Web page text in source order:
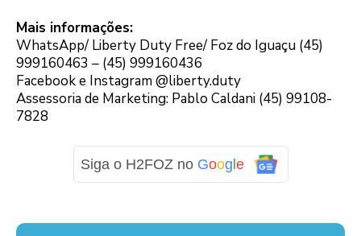
Mais informações:
WhatsApp/ Liberty Duty Free/ Foz do Iguaçu (45)
999160463 – (45) 999160436
Facebook e Instagram @liberty.duty
Assessoria de Marketing: Pablo Caldani (45) 99108-
7828
Siga o H2FOZ no Goog e